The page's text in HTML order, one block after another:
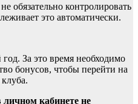
обязательно контролировать
это автоматически.
За это время необходимо
бонусов, чтобы перейти на
личном кабинете не